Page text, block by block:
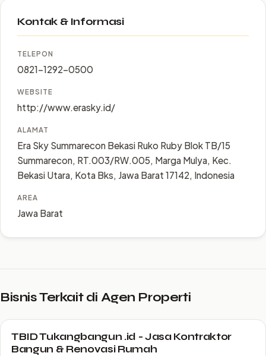
Kontak & Informasi
TELEPON
0821-1292-0500
WEBSITE
http://www.erasky.id/
ALAMAT
Era Sky Summarecon Bekasi Ruko Ruby Blok TB/15
Summarecon, RT.003/RW.005, Marga Mulya, Kec.
Bekasi Utara, Kota Bks, Jawa Barat 17142, Indonesia
AREA
Jawa Barat
Bisnis Terkait di Agen Properti
TBID Tukangbangun .id - Jasa Kontraktor
Bangun & Renovasi Rumah